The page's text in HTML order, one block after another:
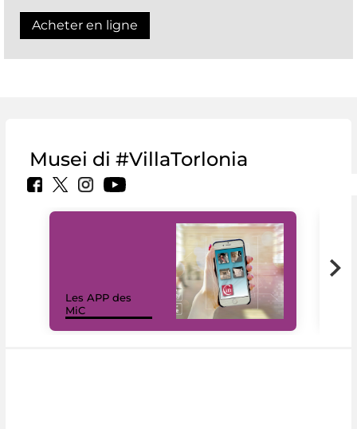
Acheter en ligne
Musei di #VillaTorlonia
Les APP des
MiC